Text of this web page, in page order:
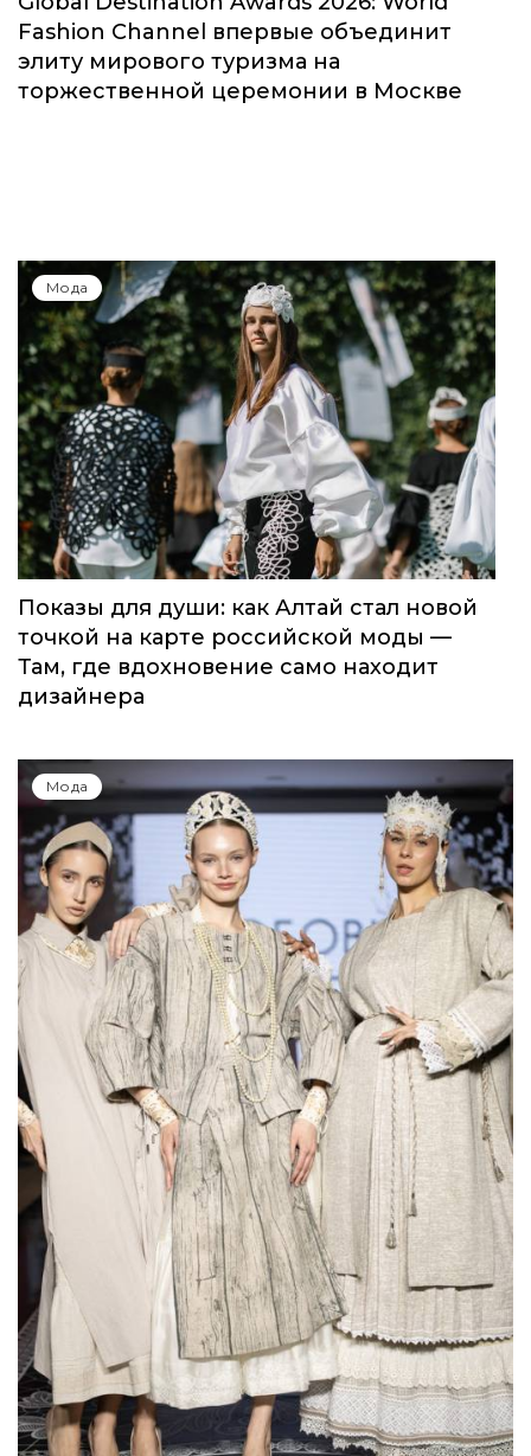
Fashion Channel впервые объединит
элиту мирового туризма на
торжественной церемонии в Москве
Мода
Показы для души: как Алтай стал новой
точкой на карте российской моды —
Там, где вдохновение само находит
дизайнера
Мода